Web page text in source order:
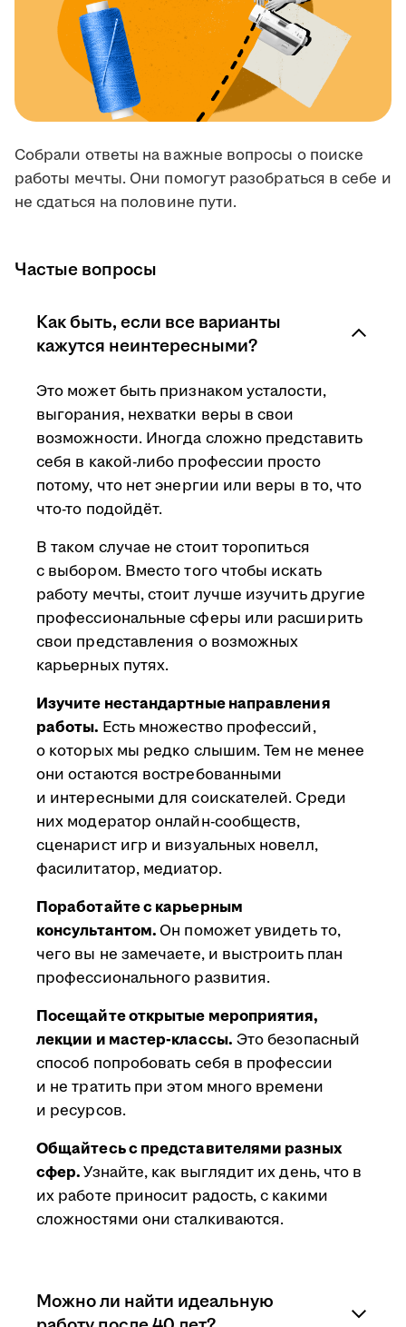
Собрали ответы на важные вопросы о поиске
работы мечты. Они помогут разобраться в себе и
не сдаться на половине пути.
Частые вопросы
Как быть, если все варианты
кажутся неинтересными?
Это может быть признаком усталости,
выгорания, нехватки веры в свои
возможности. Иногда сложно представить
себя в какой-либо профессии просто
потому, что нет энергии или веры в то, что
что-то подойдёт.
В таком случае не стоит торопиться
с выбором. Вместо того чтобы искать
работу мечты, стоит лучше изучить другие
профессиональные сферы или расширить
свои представления о возможных
карьерных путях.
Изучите нестандартные направления
работы. Есть множество профессий,
о которых мы редко слышим. Тем не менее
они остаются востребованными
и интересными для соискателей. Среди
них модератор онлайн-сообществ,
сценарист игр и визуальных новелл,
фасилитатор, медиатор.
Поработайте с карьерным
консультантом. Он поможет увидеть то,
чего вы не замечаете, и выстроить план
профессионального развития.
Посещайте открытые мероприятия,
лекции и мастер-классы. Это безопасный
способ попробовать себя в профессии
и не тратить при этом много времени
и ресурсов.
Общайтесь с представителями разных
сфер.Узнайте, как выглядит их день, что в
их работе приносит радость, с какими
сложностями они сталкиваются.
Можно ли найти идеальную